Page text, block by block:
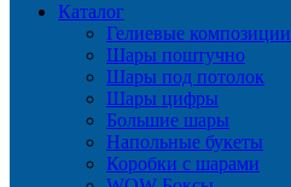
Каталог
Гелиевые композиции
Шары поштучно
Шары под потолок
Шары цифры
Большие шары
Напольные букеты
Коробки с шарами